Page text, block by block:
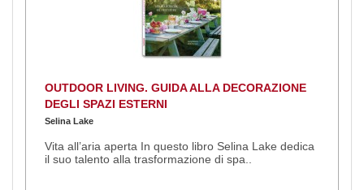
OUTDOOR LIVING. GUIDA ALLA DECORAZIONE
DEGLI SPAZI ESTERNI
Selina Lake
Vita all’aria aperta In questo libro Selina Lake dedica
il suo talento alla trasformazione di spa..